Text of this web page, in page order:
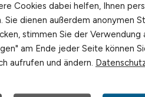
Cookies dabei helfen, Ihnen
Sie dienen außerdem anonymen
stimmen Sie der Verwendung
am Ende jeder Seite können
aufrufen und ändern.